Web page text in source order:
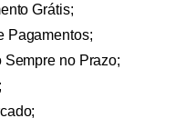
Grátis;
Pagamentos;
Sempre no Prazo;